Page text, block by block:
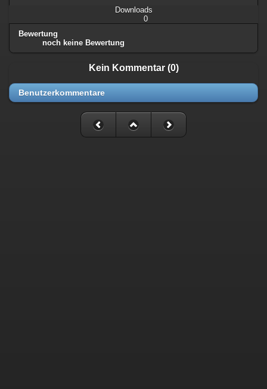
Downloads
0
Bewertung
noch keine Bewertung
Kein Kommentar (0)
Benutzerkommentare